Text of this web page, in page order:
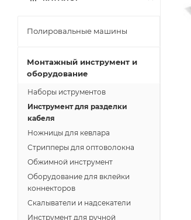
Полировальные машины
Монтажный инструмент и
оборудование
Наборы иструментов
Инструмент для разделки
кабеля
Ножницы для кевлара
Стрипперы для оптоволокна
Обжимной инструмент
Оборудование для вклейки
коннекторов
Скалыватели и надсекатели
Инструмент для ручной